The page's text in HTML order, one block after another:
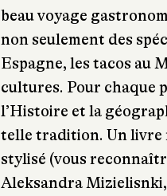
beau voyage
non seulement des
Espagne, les tacos au
cultures. Pour chaque
l’Histoire et la
telle tradition. Un livre
stylisé (vous
Aleksandra